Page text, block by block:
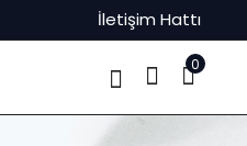
İletişim Hattı
0